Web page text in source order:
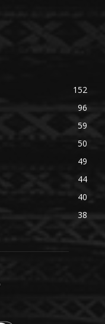
152
96
59
50
49
44
40
38